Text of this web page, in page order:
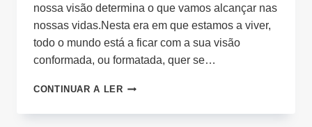
nossa visão determina o que vamos alcançar nas
nossas vidas.Nesta era em que estamos a viver,
todo o mundo está a ficar com a sua visão
conformada, ou formatada, quer se…
CONTINUAR A LERTRANSFORMADO
VISÃO